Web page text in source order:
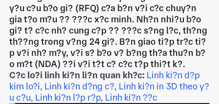
y?u c?u b?o gi? (RFQ) c?a b?n v?i c?c chuy?n
gia t?o m?u ?? ???c x?c minh. Nh?n nhi?u b?o
gi? t? c?c nh? cung c?p ?? ???c s?ng l?c, th?ng
th??ng trong v?ng 24 gi?. B?n giao ti?p tr?c ti?
p v?i nh? m?y, v?i s? b?o v? b?ng th?a thu?n b?
o m?t (NDA) ??i v?i t?t c? c?c t?p thi?t k?.
C?c lo?i linh ki?n li?n quan kh?c: Linh ki?n d?p
kim lo?i, Linh ki?n d?ng c?, Linh ki?n in 3D theo y?
u c?u, Linh ki?n l?p r?p, Linh ki?n ??c